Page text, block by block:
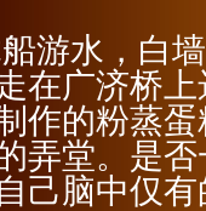
游水，白墙
在广济桥
作的粉蒸
弄堂。是
己脑中仅